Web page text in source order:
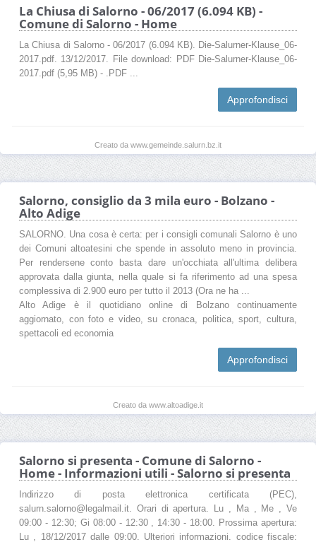
La Chiusa di Salorno - 06/2017 (6.094 KB) -
Comune di Salorno - Home
La Chiusa di Salorno - 06/2017 (6.094 KB). Die-Salurner-Klause_06-
2017.pdf. 13/12/2017. File download: PDF Die-Salurner-Klause_06-
2017.pdf (5,95 MB) - .PDF ...
Approfondisci
Creato da www.gemeinde.salurn.bz.it
Salorno, consiglio da 3 mila euro - Bolzano -
Alto Adige
SALORNO. Una cosa è certa: per i consigli comunali Salorno è uno
dei Comuni altoatesini che spende in assoluto meno in provincia.
Per rendersene conto basta dare un'occhiata all'ultima delibera
approvata dalla giunta, nella quale si fa riferimento ad una spesa
complessiva di 2.900 euro per tutto il 2013 (Ora ne ha ...
Alto Adige è il quotidiano online di Bolzano continuamente
aggiornato, con foto e video, su cronaca, politica, sport, cultura,
spettacoli ed economia
Approfondisci
Creato da www.altoadige.it
Salorno si presenta - Comune di Salorno -
Home - Informazioni utili - Salorno si presenta
Indirizzo di posta elettronica certificata (PEC),
salurn.salorno@legalmail.it. Orari di apertura. Lu , Ma , Me , Ve
09:00 - 12:30; Gi 08:00 - 12:30 , 14:30 - 18:00. Prossima apertura:
Lu , 18/12/2017 dalle 09:00. Ulteriori informazioni. codice fiscale: